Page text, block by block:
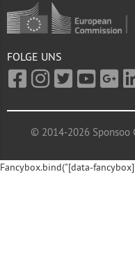
FOLGE UNS
© 2014-2026
Fancybox.bind("[data-